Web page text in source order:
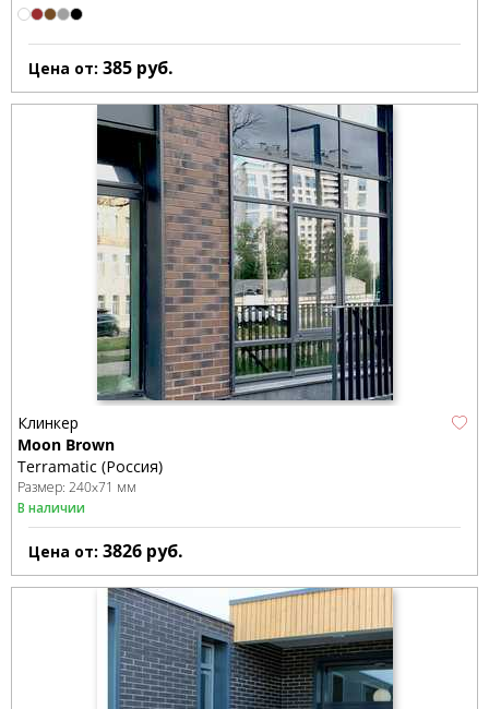
Цена от: 385 руб.
Клинкер
Moon Brown
Terramatic (Россия)
Размер: 240x71 мм
В наличии
Цена от: 3826 руб.